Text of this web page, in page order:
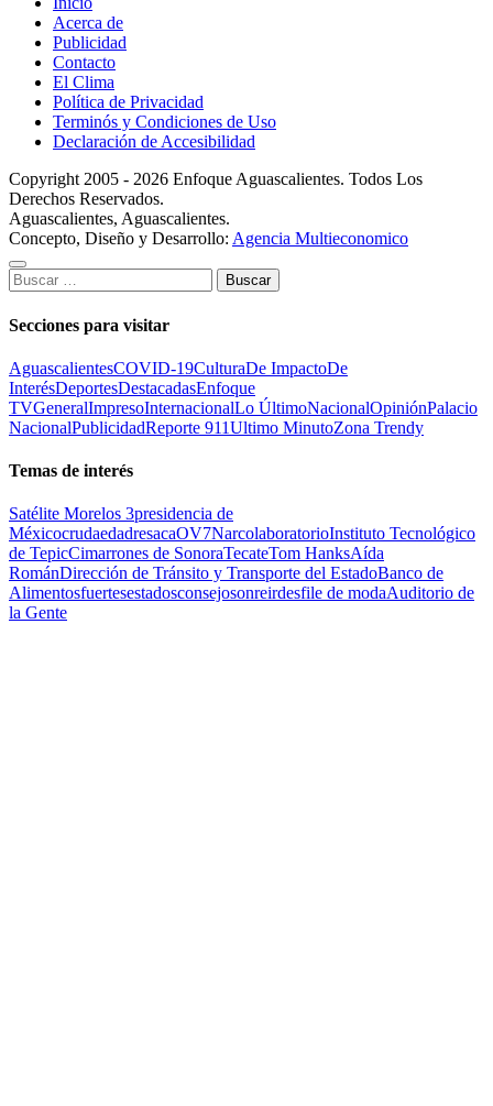
Acerca de
Publicidad
Contacto
El Clima
Política de Privacidad
Terminós y Condiciones de Uso
Declaración de Accesibilidad
Copyright 2005 - 2026 Enfoque Aguascalientes. Todos Los
Derechos Reservados.
Aguascalientes, Aguascalientes.
Concepto, Diseño y Desarrollo: Agencia Multieconomico
Buscar:
Secciones para visitar
AguascalientesCOVID-19CulturaDe ImpactoDe
InterésDeportesDestacadasEnfoque
TVGeneralImpresoInternacionalLo ÚltimoNacionalOpiniónPalacio
NacionalPublicidadReporte 911Ultimo MinutoZona Trendy
Temas de interés
Satélite Morelos 3presidencia de
MéxicocrudaedadresacaOV7NarcolaboratorioInstituto Tecnológico
de TepicCimarrones de SonoraTecateTom HanksAída
RománDirección de Tránsito y Transporte del EstadoBanco de
Alimentosfuertesestadosconsejosonreirdesfile de modaAuditorio de
la Gente